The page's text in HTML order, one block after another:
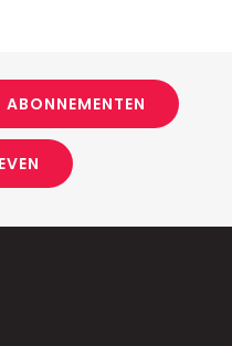
ABONNEMENTEN